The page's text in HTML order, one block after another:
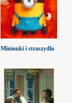
Minionki i straszydła